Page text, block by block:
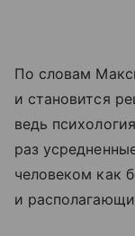
По словам
и становится
ведь
раз
человеком как
и